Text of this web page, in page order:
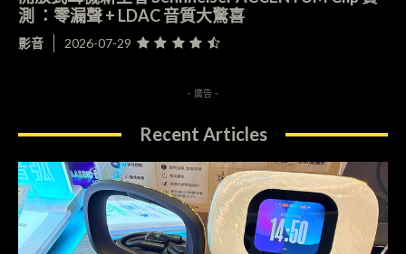
測 ：零漏聲 + LDAC 音質大驚喜
影音 2026-07-29
- 廣告 -
Recent Articles